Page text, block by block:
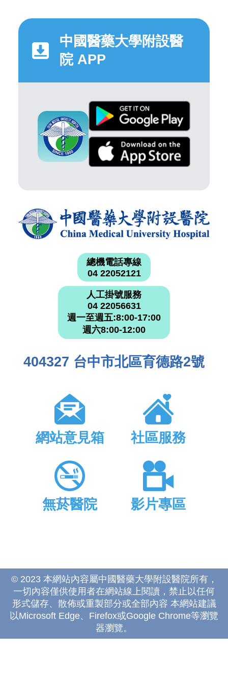
中國醫藥大學附設醫
院 APP
總機電話專線
04 22052121
人工掛號服務
04 22056631
週一至週五:8:00-17:00
週六8:00-12:00
404327 台中市北區育德路2號
網站意見箱 社區服務
無菸醫院 影片專區
© 2023 本網站內容屬中國醫藥大學附設醫院所有，
一切內容僅供使用者在網站線上閱讀，禁止以任何
形式儲存、散佈或重製部分或全部內容 本網站建議
以Microsoft Edge、Firefox或Google Chrome等瀏覽
器瀏覽。